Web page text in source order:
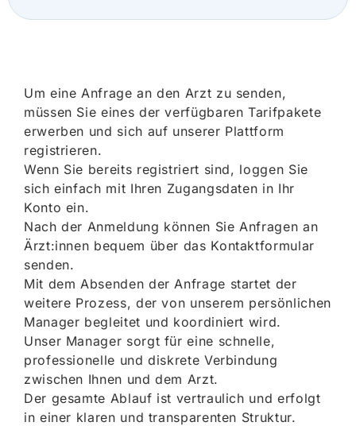
Um eine Anfrage an den Arzt zu senden,
müssen Sie eines der verfügbaren Tarifpakete
erwerben und sich auf unserer Plattform
registrieren.
Wenn Sie bereits registriert sind, loggen Sie
sich einfach mit Ihren Zugangsdaten in Ihr
Konto ein.
Nach der Anmeldung können Sie Anfragen an
Ärzt:innen bequem über das Kontaktformular
senden.
Mit dem Absenden der Anfrage startet der
weitere Prozess, der von unserem persönlichen
Manager begleitet und koordiniert wird.
Unser Manager sorgt für eine schnelle,
professionelle und diskrete Verbindung
zwischen Ihnen und dem Arzt.
Der gesamte Ablauf ist vertraulich und erfolgt
in einer klaren und transparenten Struktur.